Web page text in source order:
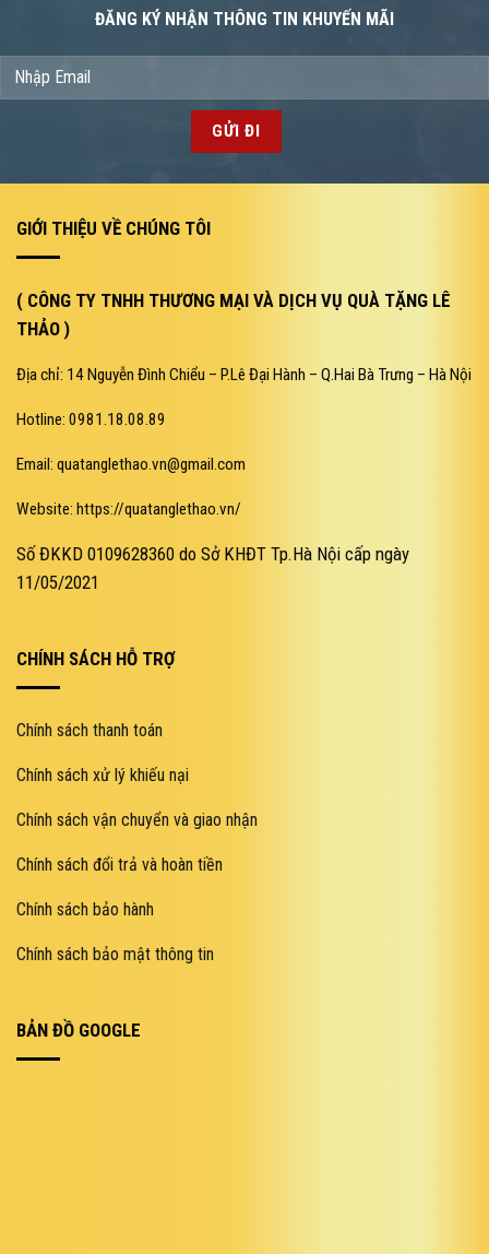
ĐĂNG KÝ NHẬN THÔNG TIN KHUYẾN MÃI
GIỚI THIỆU VỀ CHÚNG TÔI
( CÔNG TY TNHH THƯƠNG MẠI VÀ DỊCH VỤ QUÀ TẶNG LÊ
THẢO )
Địa chỉ: 14 Nguyễn Đình Chiểu – P.Lê Đại Hành – Q.Hai Bà Trưng – Hà Nội
Hotline: 0981.18.08.89
Email: quatanglethao.vn@gmail.com
Website: https://quatanglethao.vn/
Số ĐKKD 0109628360 do Sở KHĐT Tp.Hà Nội cấp ngày
11/05/2021
CHÍNH SÁCH HỖ TRỢ
Chính sách thanh toán
Chính sách xử lý khiếu nại
Chính sách vận chuyển và giao nhận
Chính sách đổi trả và hoàn tiền
Chính sách bảo hành
Chính sách bảo mật thông tin
BẢN ĐỒ GOOGLE